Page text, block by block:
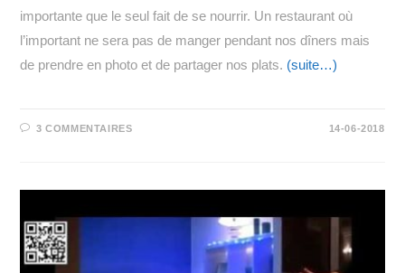
importante que le seul fait de se nourrir. Un restaurant où
l’important ne sera pas de manger pendant nos dîners mais
de prendre en photo et de partager nos plats. (suite…)
3 COMMENTAIRES 14-06-2018